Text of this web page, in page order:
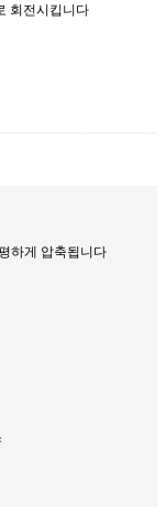
회전시킵니다
하게 압축됩니다